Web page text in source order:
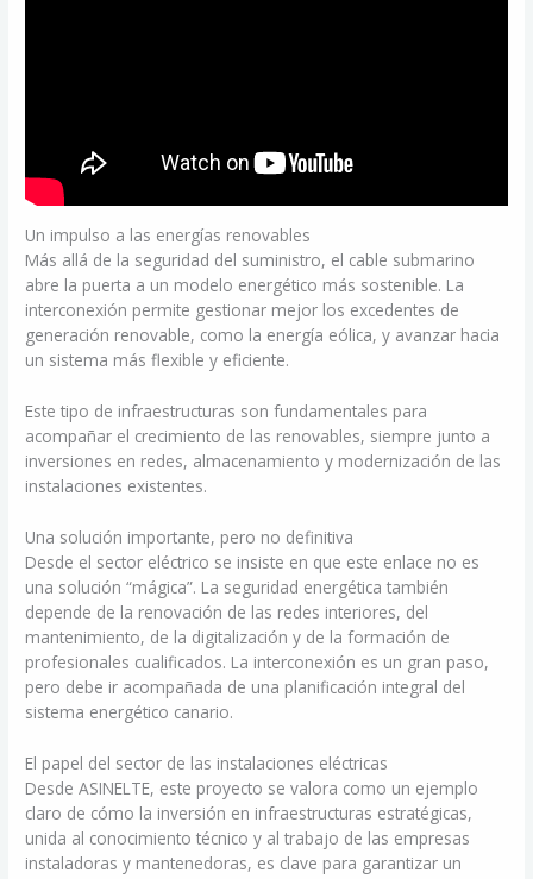
Un impulso a las energías renovables
Más allá de la seguridad del suministro, el cable submarino
abre la puerta a un modelo energético más sostenible. La
interconexión permite gestionar mejor los excedentes de
generación renovable, como la energía eólica, y avanzar hacia
un sistema más flexible y eficiente.
Este tipo de infraestructuras son fundamentales para
acompañar el crecimiento de las renovables, siempre junto a
inversiones en redes, almacenamiento y modernización de las
instalaciones existentes.
Una solución importante, pero no definitiva
Desde el sector eléctrico se insiste en que este enlace no es
una solución “mágica”. La seguridad energética también
depende de la renovación de las redes interiores, del
mantenimiento, de la digitalización y de la formación de
profesionales cualificados. La interconexión es un gran paso,
pero debe ir acompañada de una planificación integral del
sistema energético canario.
El papel del sector de las instalaciones eléctricas
Desde ASINELTE, este proyecto se valora como un ejemplo
claro de cómo la inversión en infraestructuras estratégicas,
unida al conocimiento técnico y al trabajo de las empresas
instaladoras y mantenedoras, es clave para garantizar un